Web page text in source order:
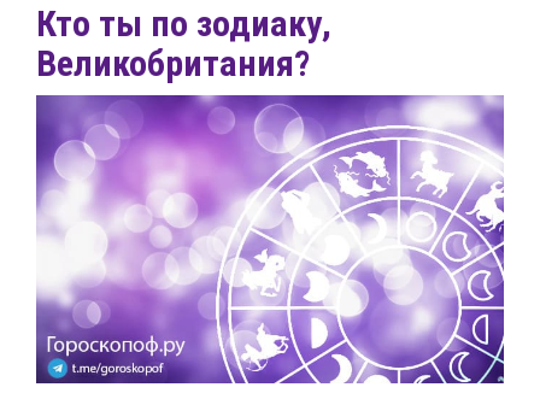
Кто ты по зодиаку,
Великобритания?